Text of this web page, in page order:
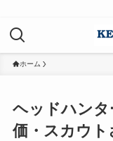
ホーム
ヘッドハンタ
価・スカウ